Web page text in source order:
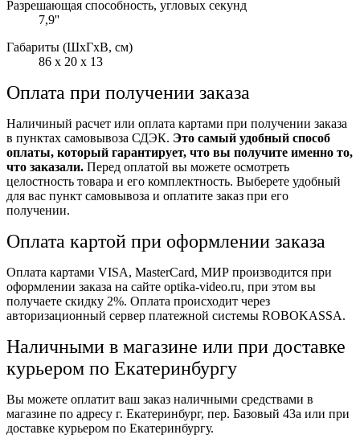
Разрешающая способность, угловых секунд
7,9''
Габариты (ШxГxВ, см)
86 x 20 x 13
Оплата при получении заказа
Наличиный расчет или оплата картами при получении заказа
в пунктах самовывоза СДЭК. Это самый удобный способ
оплаты, который гарантирует, что вы получите именно то,
что заказали. Перед оплатой вы можете осмотреть
целостность товара и его комплектность. Выберете удобный
для вас пункт самовывоза и оплатите заказ при его
получении.
Оплата картой при оформлении заказа
Оплата картами VISA, MasterCard, МИР производится при
оформлении заказа на сайте optika-video.ru, при этом вы
получаете скидку 2%. Оплата происходит через
авторизационный сервер платежной системы ROBOKASSA.
Наличными в магазине или при доставке
курьером по Екатеринбургу
Вы можете оплатит ваш заказ наличными средствами в
магазине по адресу г. Екатеринбург, пер. Базовый 43а или при
доставке курьером по Екатеринбургу.